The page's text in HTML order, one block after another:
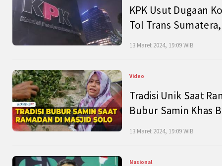
KPK Usut Dugaan
Tol Trans
13 Maret 2024, 19:09 WIB
Video
Tradisi Unik Saat
Bubur Samin Khas
13 Maret 2024, 19:09 WIB
Nasional